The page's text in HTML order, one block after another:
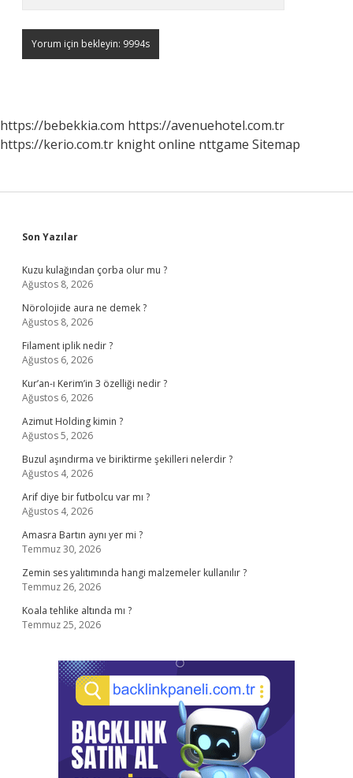
https://bebekkia.com https://avenuehotel.com.tr
https://kerio.com.tr knight online nttgame Sitemap
Sidebar
Son Yazılar
Kuzu kulağından çorba olur mu ?
Ağustos 8, 2026
Nörolojide aura ne demek ?
Ağustos 8, 2026
Filament iplik nedir ?
Ağustos 6, 2026
Kur’an-ı Kerim’in 3 özelliği nedir ?
Ağustos 6, 2026
Azimut Holding kimin ?
Ağustos 5, 2026
Buzul aşındırma ve biriktirme şekilleri nelerdir ?
Ağustos 4, 2026
Arif diye bir futbolcu var mı ?
Ağustos 4, 2026
Amasra Bartın aynı yer mi ?
Temmuz 30, 2026
Zemin ses yalıtımında hangi malzemeler kullanılır ?
Temmuz 26, 2026
Koala tehlike altında mı ?
Temmuz 25, 2026